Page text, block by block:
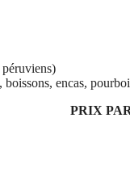
encas,
PRIX